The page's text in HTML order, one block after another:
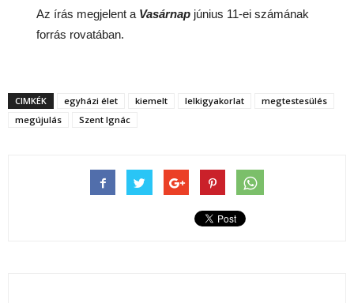
Az írás megjelent a Vasárnapjúnius 11-ei számának
forrás rovatában.
CIMKÉK egyházi élet kiemelt lelkigyakorlat
megtestesülés
megújulás
Szent Ignác